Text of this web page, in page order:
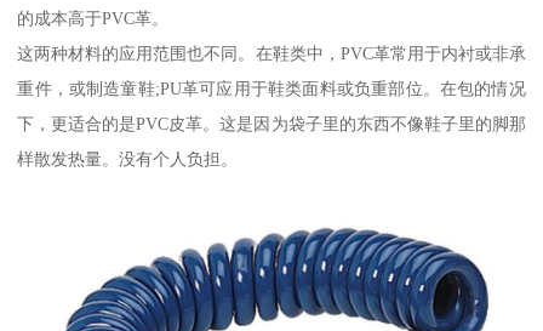
的成本高于PVC革。
这两种材料的应用范围也不同。在鞋类中，PVC革常用于内衬或非承
重件，或制造童鞋;PU革可应用于鞋类面料或负重部位。在包的情况
下，更适合的是PVC皮革。这是因为袋子里的东西不像鞋子里的脚那
样散发热量。没有个人负担。